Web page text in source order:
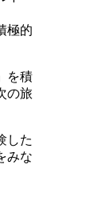
極的
を積
の旅
した
みな